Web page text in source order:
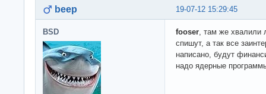
19-07-12 15:29:45
beep
BSD fooser, там же хвалили
спишут, а так все
написано, будут
надо ядерные